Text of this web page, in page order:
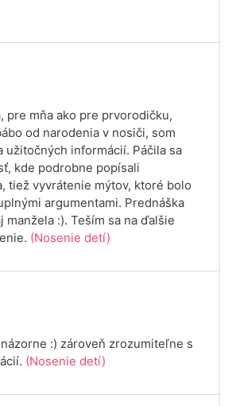
pre mňa ako pre prvorodičku,
od narodenia v nosiči, som
užitočných informácií. Páčila sa
kde podrobne popísali
tiež vyvrátenie mýtov, ktoré bolo
argumentami. Prednáška
manžela :). Teším sa na ďalšie
(Nosenie detí)
:) zároveň zrozumiteľne s
(Nosenie detí)